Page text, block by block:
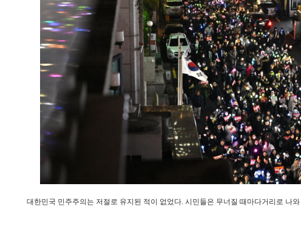
대한민국 민주주의는 저절로 유지된 적이 없었다. 시민들은 무너질 때마다거리로 나